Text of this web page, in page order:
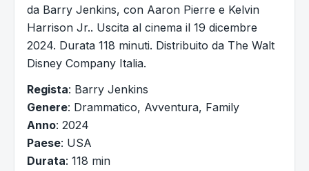
da Barry Jenkins, con Aaron Pierre e Kelvin
Harrison Jr.. Uscita al cinema il 19 dicembre
2024. Durata 118 minuti. Distribuito da The Walt
Disney Company Italia.
Regista: Barry Jenkins
Genere: Drammatico, Avventura, Family
Anno: 2024
Paese: USA
Durata: 118 min